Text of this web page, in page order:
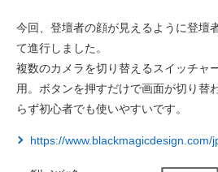
今回、登壇者の顔が見えるように登壇
て進行しました。
複数のカメラを切り替えるスイッチャ
用。ボタンを押すだけで画面が切り替
らず初心者でも使いやすいです。
https://www.blackmagicdesign.com/